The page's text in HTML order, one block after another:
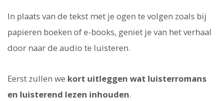
In plaats van de tekst met je ogen te volgen zoals bij
papieren boeken of e-books, geniet je van het verhaal
door naar de audio te luisteren.
Eerst zullen we kort uitleggen wat luisterromans
en luisterend lezen inhouden.